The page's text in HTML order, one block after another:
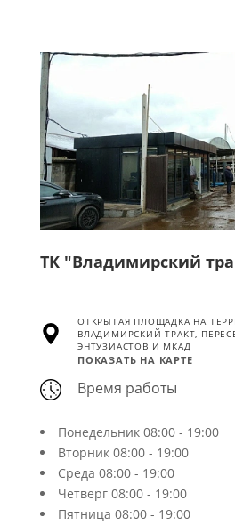
ТК "Владимирский
ОТКРЫТАЯ ПЛОЩАДКА НА
ВЛАДИМИРСКИЙ ТРАКТ,
ЭНТУЗИАСТОВ И МКАД
ПОКАЗАТЬ НА КАРТЕ
Время работы
Понедельник 08:00 - 19:00
Вторник 08:00 - 19:00
Среда 08:00 - 19:00
Четверг 08:00 - 19:00
Пятница 08:00 - 19:00